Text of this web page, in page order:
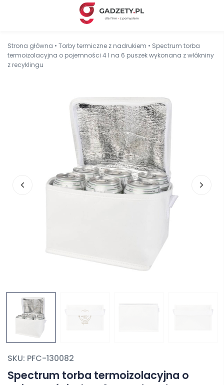
Strona główna • Torby termiczne z nadrukiem • Spectrum torba
termoizolacyjna o pojemności 4 l na 6 puszek wykonana z włókniny
z recyklingu
Spectrum torba termoizolacyjna o
SKU: PFC-130082